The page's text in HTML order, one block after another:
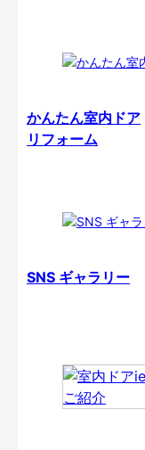
かんたん室内ドア
リフォーム
SNS ギャラリー